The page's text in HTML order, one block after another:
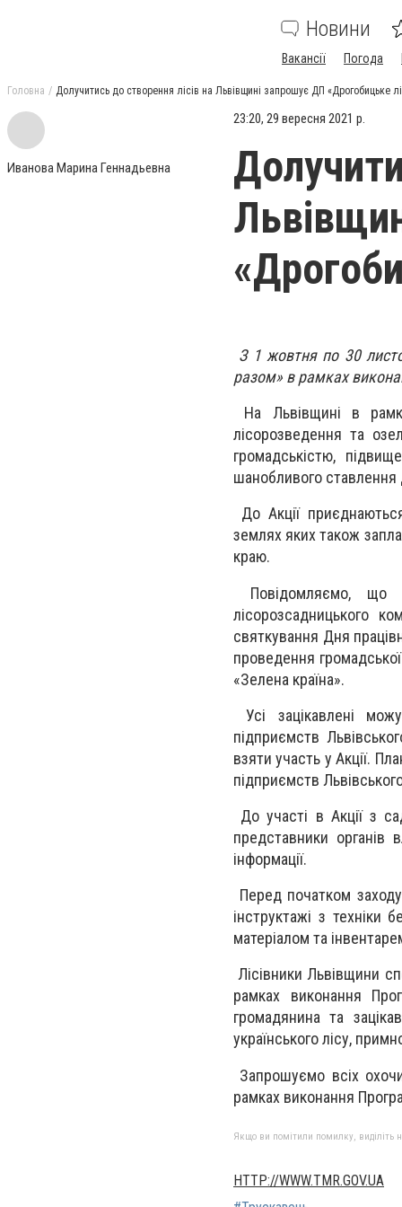
Новини
Вакансії Погода
Головна Долучитись до створення лісів на Львівщині запрошує ДП «Дрогобицьке
Иванова Марина Геннадьевна
23:20, 29 вересня 2021 р.
З 1 жовтня по 30
разом» в рамках
На Львівщині в
лісорозведення та
громадськістю,
шанобливого ставлення
До Акції
землях яких також
краю.
Повідомляємо, що
лісорозсадницького
святкування Дня
проведення
«Зелена країна».
Усі зацікавлені
підприємств
взяти участь у Акції.
підприємств
До участі в Акції з
представники органів
інформації.
Перед початком
інструктажі з техніки
матеріалом та
Лісівники Львівщини
рамках виконання
громадянина та
українського лісу,
Запрошуємо всіх
рамках виконання
Якщо ви помітили помилку, виділіть
HTTP://WWW.TMR.GOV.UA